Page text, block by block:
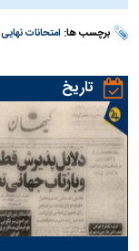
برچسب ها: امتحانات نهایی
تاریخ